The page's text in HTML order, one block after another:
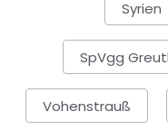
Syrien
SpVgg
Vohenstrauß